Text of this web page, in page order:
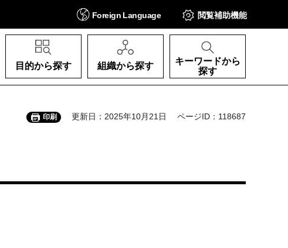
Foreign Language 閲覧補助機能
目的から探す 組織から探す
キーワードから
探す
印刷 更新日：2025年10月21日 ページID：118687